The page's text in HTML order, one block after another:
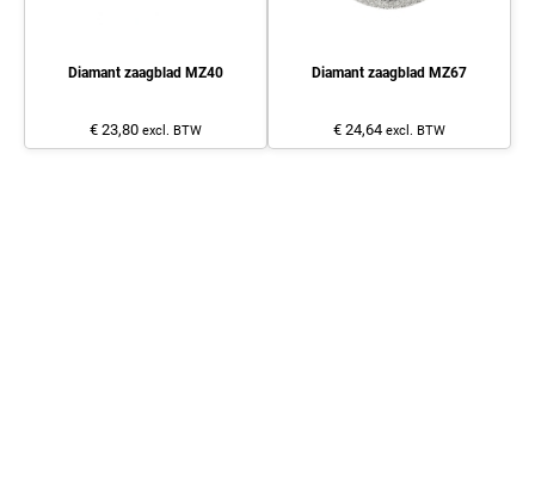
Diamant zaagblad MZ40
€ 23,80 excl. BTW
Diamant zaagblad MZ67
€ 24,64 excl. BTW